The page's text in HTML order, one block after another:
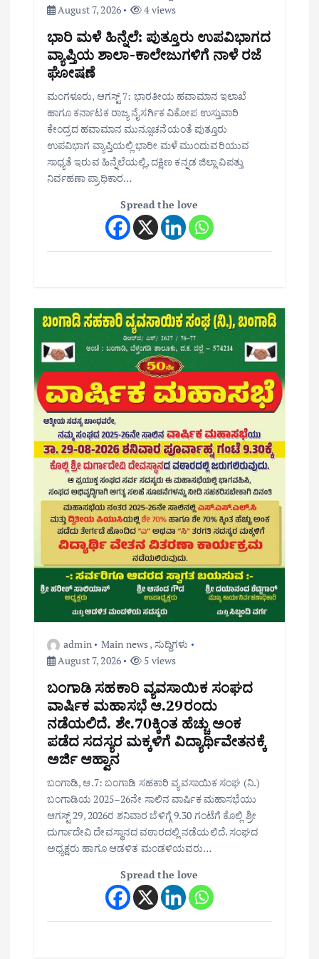
August 7, 2026
4 views
ಭಾರಿ ಮಳೆ ಹಿನ್ನೆಲೆ: ಪುತ್ತೂರು ಉಪವಿಭಾಗದ
ವ್ಯಾಪ್ತಿಯ ಶಾಲಾ-ಕಾಲೇಜುಗಳಿಗೆ ನಾಳೆ ರಜೆ
ಘೋಷಣೆ
ಮಂಗಳೂರು, ಆಗಸ್ಟ್ 7: ಭಾರತೀಯ ಹವಾಮಾನ ಇಲಾಖೆ
ಹಾಗೂ ಕರ್ನಾಟಕ ರಾಜ್ಯ ನೈಸರ್ಗಿಕ ವಿಕೋಪ ಉಸ್ತುವಾರಿ
ಕೇಂದ್ರದ ಹವಾಮಾನ ಮುನ್ಸೂಚನೆಯಂತೆ ಪುತ್ತೂರು
ಉಪವಿಭಾಗ ವ್ಯಾಪ್ತಿಯಲ್ಲಿ ಭಾರೀ ಮಳೆ ಮುಂದುವರಿಯುವ
ಸಾಧ್ಯತೆ ಇರುವ ಹಿನ್ನೆಲೆಯಲ್ಲಿ, ದಕ್ಷಿಣ ಕನ್ನಡ ಜಿಲ್ಲಾ ವಿಪತ್ತು
ನಿರ್ವಹಣಾ ಪ್ರಾಧಿಕಾರ…
Spread the love
admin Main news, ಸುದ್ದಿಗಳು
August 7, 2026
5 views
ಬಂಗಾಡಿ ಸಹಕಾರಿ ವ್ಯವಸಾಯಿಕ ಸಂಘದ
ವಾರ್ಷಿಕ ಮಹಾಸಭೆ ಆ.29ರಂದು
ನಡೆಯಲಿದೆ. ಶೇ.70ಕ್ಕಿಂತ ಹೆಚ್ಚು ಅಂಕ
ಪಡೆದ ಸದಸ್ಯರ ಮಕ್ಕಳಿಗೆ ವಿದ್ಯಾರ್ಥಿವೇತನಕ್ಕೆ
ಅರ್ಜಿ ಆಹ್ವಾನ
ಬಂಗಾಡಿ, ಆ.7: ಬಂಗಾಡಿ ಸಹಕಾರಿ ವ್ಯವಸಾಯಿಕ ಸಂಘ (ನಿ.)
ಬಂಗಾಡಿಯ 2025–26ನೇ ಸಾಲಿನ ವಾರ್ಷಿಕ ಮಹಾಸಭೆಯು
ಆಗಸ್ಟ್ 29, 2026ರ ಶನಿವಾರ ಬೆಳಿಗ್ಗೆ 9.30 ಗಂಟೆಗೆ ಕೊಲ್ಲಿ ಶ್ರೀ
ದುರ್ಗಾದೇವಿ ದೇವಸ್ಥಾನದ ವಠಾರದಲ್ಲಿ ನಡೆಯಲಿದೆ. ಸಂಘದ
ಅಧ್ಯಕ್ಷರು ಹಾಗೂ ಆಡಳಿತ ಮಂಡಳಿಯವರು…
Spread the love